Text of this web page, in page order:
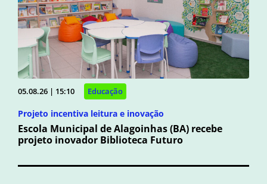
05.08.26 | 15:10 Educação
Projeto incentiva leitura e inovação
Escola Municipal de Alagoinhas (BA) recebe
projeto inovador Biblioteca Futuro